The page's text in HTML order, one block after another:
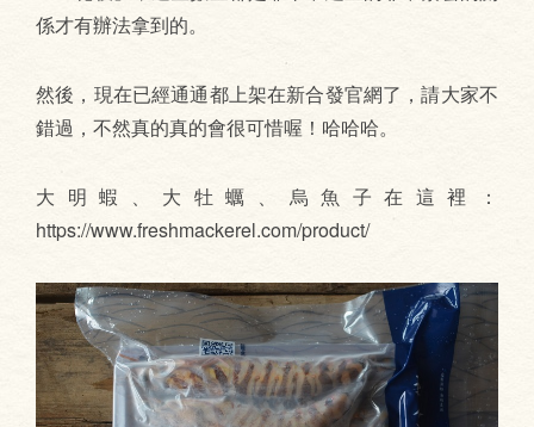
係才有辦法拿到的。
然後，現在已經通通都上架在新合發官網了，請大家不
錯過，不然真的真的會很可惜喔！哈哈哈。
大明蝦、大牡蠣、烏魚子在這裡：
https://www.freshmackerel.com/product/